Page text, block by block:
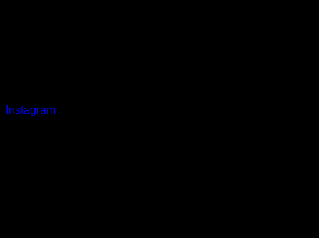
Instagram